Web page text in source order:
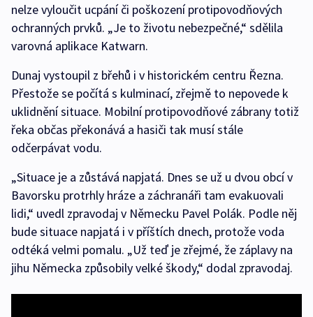
nelze vyloučit ucpání či poškození protipovodňových
ochranných prvků. „Je to životu nebezpečné,“ sdělila
varovná aplikace Katwarn.
Dunaj vystoupil z břehů i v historickém centru Řezna.
Přestože se počítá s kulminací, zřejmě to nepovede k
uklidnění situace. Mobilní protipovodňové zábrany totiž
řeka občas překonává a hasiči tak musí stále
odčerpávat vodu.
„Situace je a zůstává napjatá. Dnes se už u dvou obcí v
Bavorsku protrhly hráze a záchranáři tam evakuovali
lidi,“ uvedl zpravodaj v Německu Pavel Polák. Podle něj
bude situace napjatá i v příštích dnech, protože voda
odtéká velmi pomalu. „Už teď je zřejmé, že záplavy na
jihu Německa způsobily velké škody,“ dodal zpravodaj.